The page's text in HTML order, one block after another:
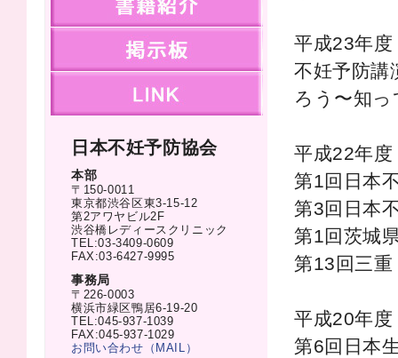
日本不妊予防協会
本部
〒150-0011
東京都渋谷区東3-15-12
第2アワヤビル2F
渋谷橋レディースクリニック
TEL:03-3409-0609
FAX:03-6427-9995
事務局
〒226-0003
横浜市緑区鴨居6-19-20
TEL:045-937-1039
FAX:045-937-1029
お問い合わせ（MAIL）
平成23年度
不妊予防講
ろう〜知
平成22年度
第1回日本
第3回日本
第1回茨城
第13回三
平成20年度
第6回日本